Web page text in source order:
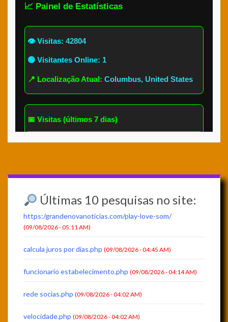
Últimas 10 pesquisas no site:
https:/grandenovanoticias.com/play-love-som/
(09/08/2026 - 05:11 AM)
calcula juros por dias.php (09/08/2026 - 04:45 AM)
funcionario estabelecimento.php (09/08/2026 - 04:14 AM)
rede socias.php (09/08/2026 - 04:02 AM)
velocidade.php (09/08/2026 - 04:02 AM)